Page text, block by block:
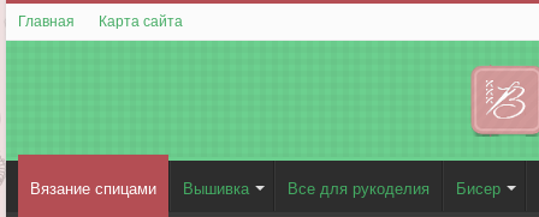
Главная Карта сайта
Вязание спицами Вышивка Все для рукоделия Бисер